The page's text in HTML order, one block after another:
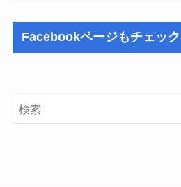
Facebookページもチェック